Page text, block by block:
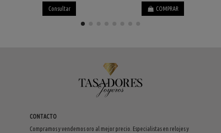
Consultar COMPRAR
CONTACTO
Compramos y vendemos oro al mejor precio. Especialistas en relojes y